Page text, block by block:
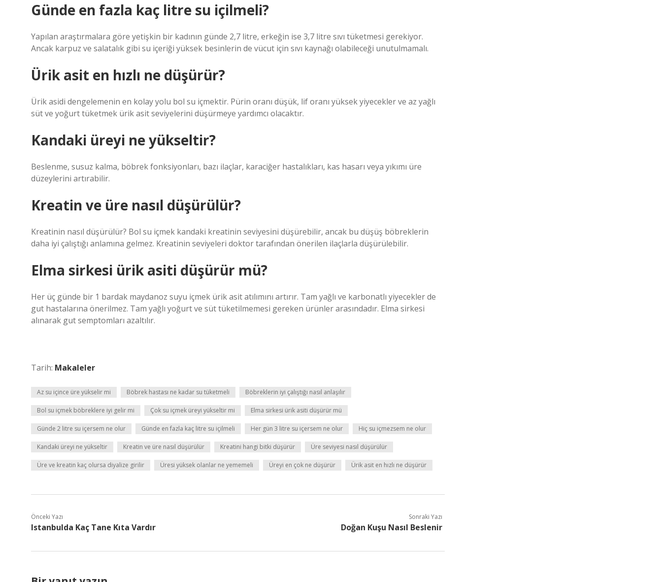
Günde en fazla kaç litre su içilmeli?
Yapılan araştırmalara göre yetişkin bir kadının günde 2,7 litre, erkeğin ise 3,7 litre sıvı tüketmesi gerekiyor.
Ancak karpuz ve salatalık gibi su içeriği yüksek besinlerin de vücut için sıvı kaynağı olabileceği unutulmamalı.
Ürik asit en hızlı ne düşürür?
Ürik asidi dengelemenin en kolay yolu bol su içmektir. Pürin oranı düşük, lif oranı yüksek yiyecekler ve az yağlı
süt ve yoğurt tüketmek ürik asit seviyelerini düşürmeye yardımcı olacaktır.
Kandaki üreyi ne yükseltir?
Beslenme, susuz kalma, böbrek fonksiyonları, bazı ilaçlar, karaciğer hastalıkları, kas hasarı veya yıkımı üre
düzeylerini artırabilir.
Kreatin ve üre nasıl düşürülür?
Kreatinin nasıl düşürülür? Bol su içmek kandaki kreatinin seviyesini düşürebilir, ancak bu düşüş böbreklerin
daha iyi çalıştığı anlamına gelmez. Kreatinin seviyeleri doktor tarafından önerilen ilaçlarla düşürülebilir.
Elma sirkesi ürik asiti düşürür mü?
Her üç günde bir 1 bardak maydanoz suyu içmek ürik asit atılımını artırır. Tam yağlı ve karbonatlı yiyecekler de
gut hastalarına önerilmez. Tam yağlı yoğurt ve süt tüketilmemesi gereken ürünler arasındadır. Elma sirkesi
alınarak gut semptomları azaltılır.
Tarih: Makaleler
Az su içince üre yükselir mi Böbrek hastası ne kadar su tüketmeli Böbreklerin iyi çalıştığı nasıl anlaşılır
Bol su içmek böbreklere iyi gelir mi Çok su içmek üreyi yükseltir mi Elma sirkesi ürik asiti düşürür mü
Günde 2 litre su içersem ne olur Günde en fazla kaç litre su içilmeli Her gün 3 litre su içersem ne olur Hiç su içmezsem ne olur
Kandaki üreyi ne yükseltir Kreatin ve üre nasıl düşürülür Kreatini hangi bitki düşürür Üre seviyesi nasıl düşürülür
Üre ve kreatin kaç olursa diyalize girilir Üresi yüksek olanlar ne yememeli Üreyi en çok ne düşürür Ürik asit en hızlı ne düşürür
Önceki Yazı
Istanbulda Kaç Tane Kıta Vardır
Sonraki Yazı
Doğan Kuşu Nasıl Beslenir